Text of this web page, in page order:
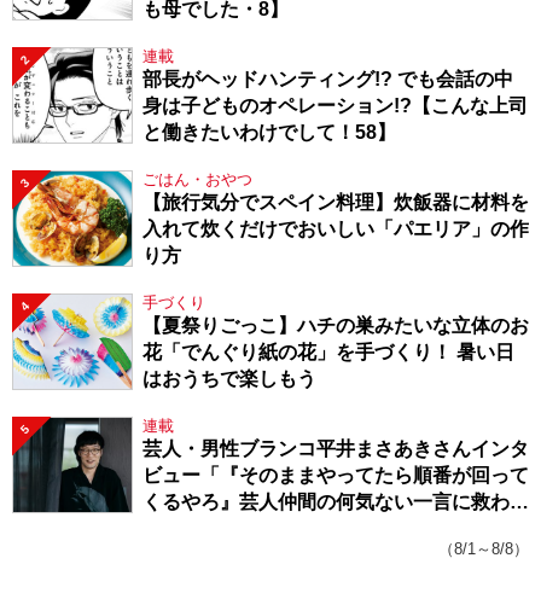
も母でした・8】
2 連載
部長がヘッドハンティング!? でも会話の中
身は子どものオペレーション!?【こんな上司
と働きたいわけでして！58】
3 ごはん・おやつ
【旅行気分でスペイン料理】炊飯器に材料を
入れて炊くだけでおいしい「パエリア」の作
り方
4 手づくり
【夏祭りごっこ】ハチの巣みたいな立体のお
花「でんぐり紙の花」を手づくり！ 暑い日
はおうちで楽しもう
5 連載
芸人・男性ブランコ平井まさあきさんインタ
ビュー「『そのままやってたら順番が回って
くるやろ』芸人仲間の何気ない一言に救われ
（8/1～8/8）